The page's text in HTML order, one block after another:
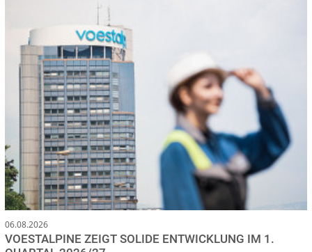
06.08.2026
VOESTALPINE ZEIGT SOLIDE ENTWICKLUNG IM 1.